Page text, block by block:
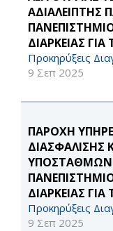
ΑΔΙΑΛΕΙΠΤΗΣ
ΔΙΑΡΚΕΙΑΣ
Προκηρύξεις
9 Σεπ 2025
ΠΑΡΟΧΗ
ΔΙΑΣΦΑΛΙΣΗΣ
ΥΠΟΣΤΑΘΜΩΝ
ΔΙΑΡΚΕΙΑΣ
Προκηρύξεις
9 Σεπ 2025